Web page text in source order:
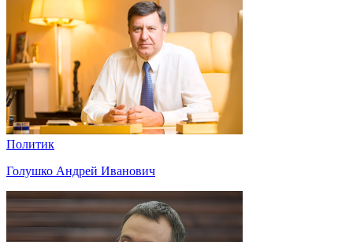
Политик
Голушко Андрей Иванович